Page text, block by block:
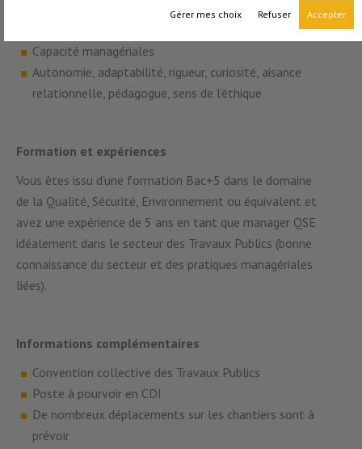
Forte capacité d’organisation, de réactivité et
Capacité managériales
Autonomie, adaptabilité, rigueur, curiosité, aisance
relationnelle, pédagogue, sens de l’éthique
Formation et expériences
Vous êtes issu d’une formation Bac+5 dans le domaine
de la Qualité, Sécurité, Environnement ou équivalent et
avez une expérience de 5 ans en tant que manager QSE
idéalement dans le secteur des Travaux Publics (bonne
connaissance du secteur et des pratiques managériales
liées).
Informations complémentaires
Convention collective des Travaux Publics
Poste à pourvoir en CDI
De nombreux déplacements sur les chantiers sont à
prévoir
Accepter
Refuser
Gérer mes choix